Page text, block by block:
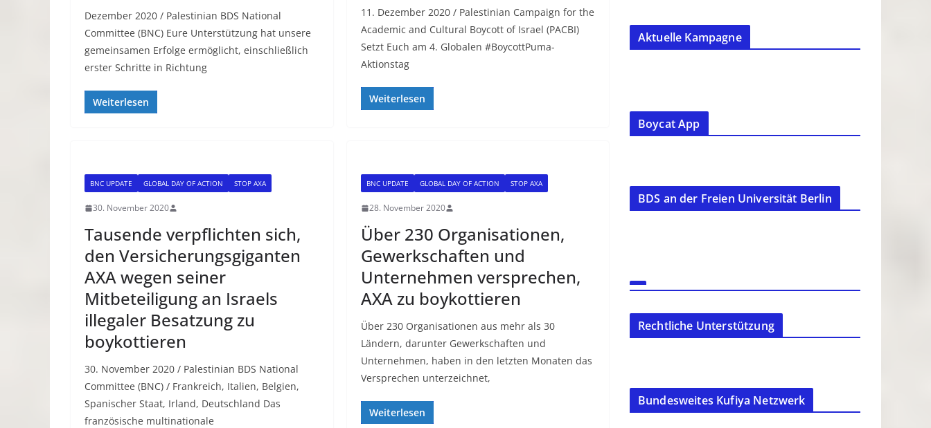
Dezember 2020 / Palestinian BDS National
Committee (BNC) Eure Unterstützung hat unsere
gemeinsamen Erfolge ermöglicht, einschließlich
erster Schritte in Richtung
Weiterlesen
11. Dezember 2020 / Palestinian Campaign for the
Academic and Cultural Boycott of Israel (PACBI)
Setzt Euch am 4. Globalen #BoycottPuma-
Aktionstag
Weiterlesen
BNC UPDATE GLOBAL DAY OF ACTION STOP AXA
30. November 2020
Tausende verpflichten sich,
den Versicherungsgiganten
AXA wegen seiner
Mitbeteiligung an Israels
illegaler Besatzung zu
boykottieren
30. November 2020 / Palestinian BDS National
Committee (BNC) / Frankreich, Italien, Belgien,
Spanischer Staat, Irland, Deutschland Das
französische multinationale
BNC UPDATE GLOBAL DAY OF ACTION STOP AXA
28. November 2020
Über 230 Organisationen,
Gewerkschaften und
Unternehmen versprechen,
AXA zu boykottieren
Über 230 Organisationen aus mehr als 30
Ländern, darunter Gewerkschaften und
Unternehmen, haben in den letzten Monaten das
Versprechen unterzeichnet,
Weiterlesen
Aktuelle Kampagne
Boycat App
BDS an der Freien Universität Berlin
Rechtliche Unterstützung
Bundesweites Kufiya Netzwerk